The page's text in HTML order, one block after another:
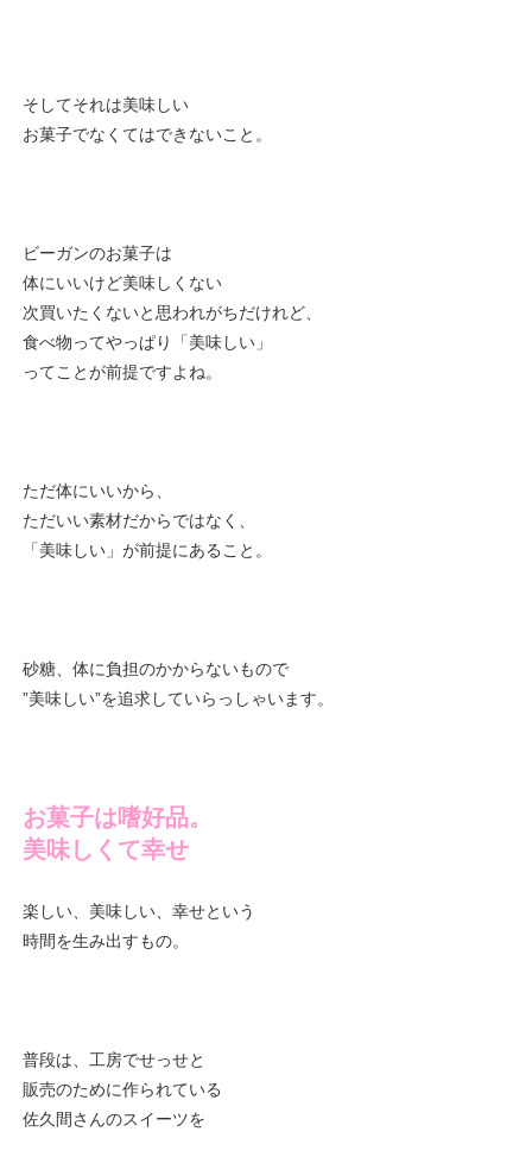
そしてそれは美味しい
お菓子でなくてはできないこと。
ビーガンのお菓子は
体にいいけど美味しくない
次買いたくないと思われがちだけれど、
食べ物ってやっぱり「美味しい」
ってことが前提ですよね。
ただ体にいいから、
ただいい素材だからではなく、
「美味しい」が前提にあること。
砂糖、体に負担のかからないもので
”美味しい”を追求していらっしゃいます。
お菓子は嗜好品。
美味しくて幸せ
楽しい、美味しい、幸せという
時間を生み出すもの。
普段は、工房でせっせと
販売のために作られている
佐久間さんのスイーツを